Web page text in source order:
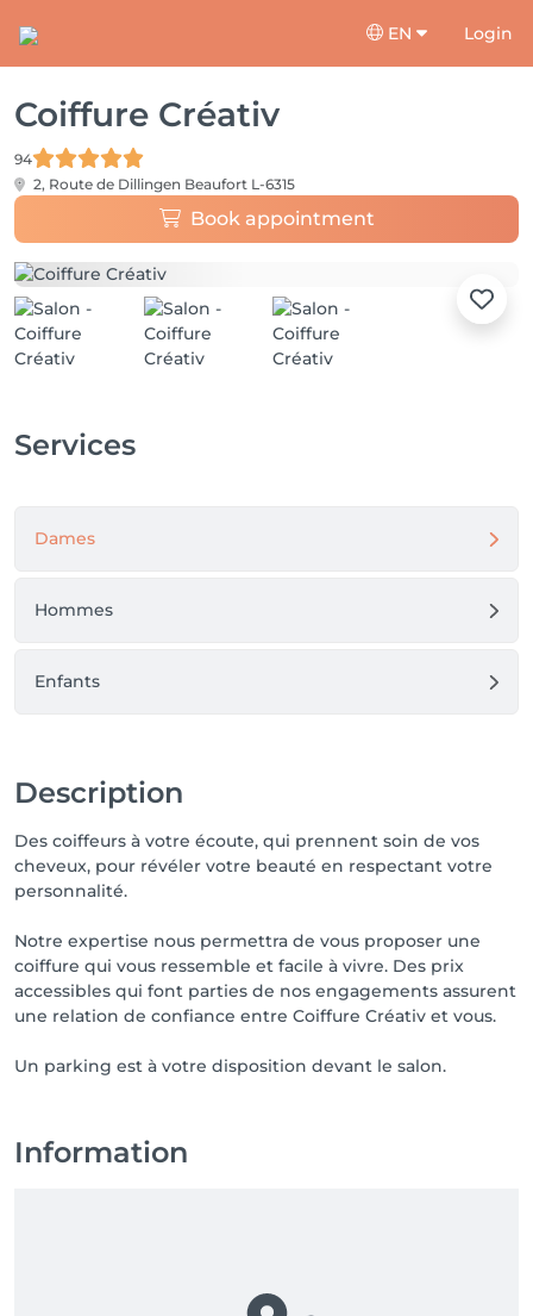
EN Login
Coiffure Créativ
94
2, Route de Dillingen Beaufort L-6315
Book appointment
Services
Dames
Hommes
Enfants
Description
Des coiffeurs à votre écoute, qui prennent soin de vos
cheveux, pour révéler votre beauté en respectant votre
personnalité.
Notre expertise nous permettra de vous proposer une
coiffure qui vous ressemble et facile à vivre. Des prix
accessibles qui font parties de nos engagements assurent
une relation de confiance entre Coiffure Créativ et vous.
Un parking est à votre disposition devant le salon.
Information